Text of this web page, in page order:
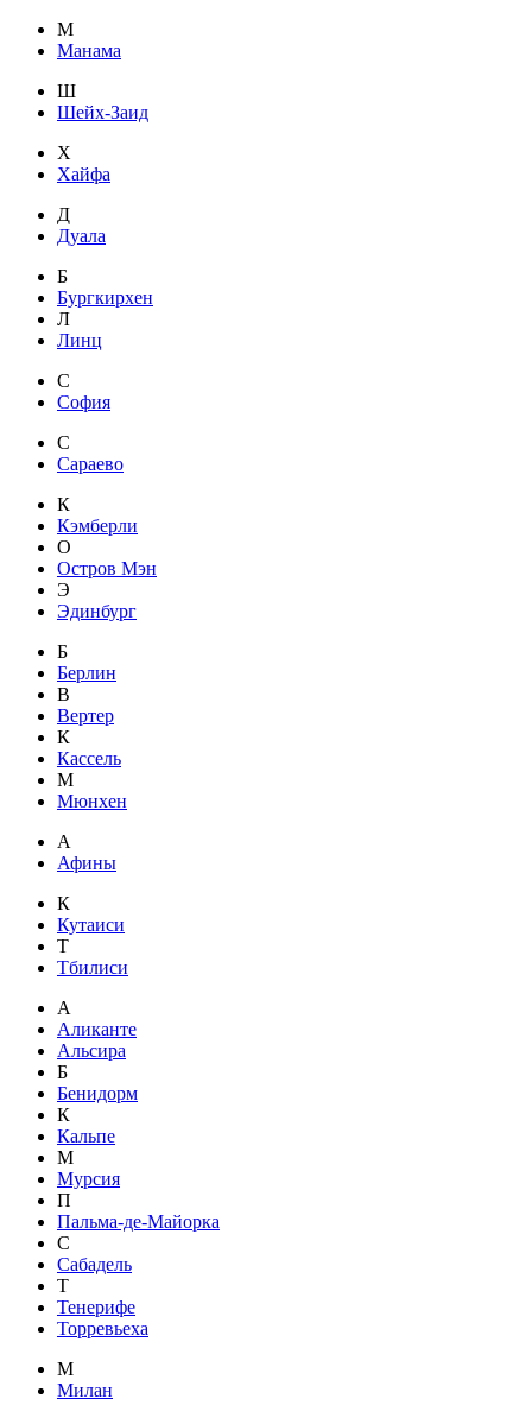
М
Манама
Ш
Шейх-Заид
Х
Хайфа
Д
Дуала
Б
Бургкирхен
Л
Линц
С
София
С
Сараево
К
Кэмберли
О
Остров Мэн
Э
Эдинбург
Б
Берлин
В
Вертер
К
Кассель
М
Мюнхен
А
Афины
К
Кутаиси
Т
Тбилиси
А
Аликанте
Альсира
Б
Бенидорм
К
Кальпе
М
Мурсия
П
Пальма-де-Майорка
С
Сабадель
Т
Тенерифе
Торревьеха
М
Милан